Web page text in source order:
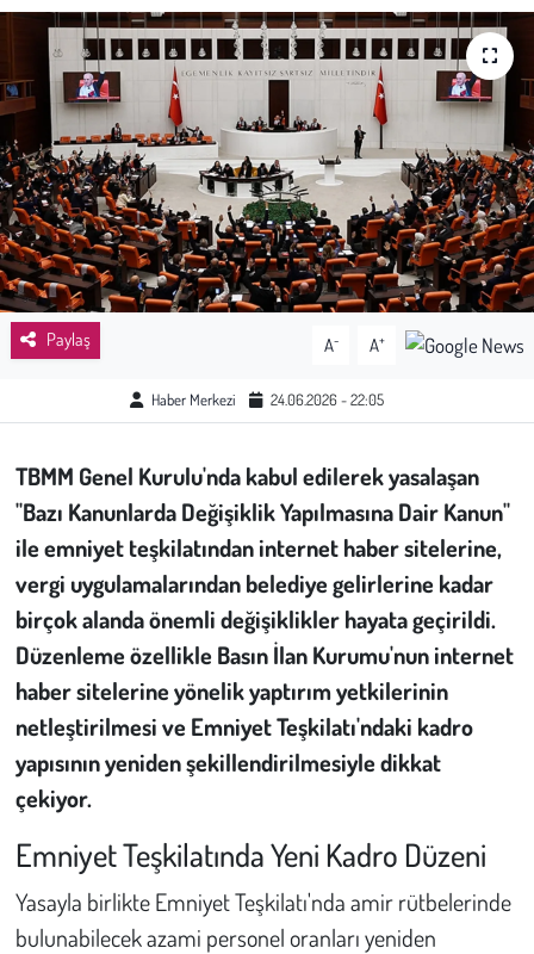
Paylaş A- A+
Haber Merkezi 24.06.2026 - 22:05
TBMM Genel Kurulu'nda kabul edilerek yasalaşan
"Bazı Kanunlarda Değişiklik Yapılmasına Dair Kanun"
ile emniyet teşkilatından internet haber sitelerine,
vergi uygulamalarından belediye gelirlerine kadar
birçok alanda önemli değişiklikler hayata geçirildi.
Düzenleme özellikle Basın İlan Kurumu'nun internet
haber sitelerine yönelik yaptırım yetkilerinin
netleştirilmesi ve Emniyet Teşkilatı'ndaki kadro
yapısının yeniden şekillendirilmesiyle dikkat
çekiyor.
Emniyet Teşkilatında Yeni Kadro Düzeni
Yasayla birlikte Emniyet Teşkilatı'nda amir rütbelerinde
bulunabilecek azami personel oranları yeniden
Yerel Haberler
Eğitim
Sağlık
Kadın
Emek
Spor
Bilim - Teknoloji
İnsan Hakları
Hayvan Hakları
Çevre
Galeri
Günün İçinden
Vefat İlanları
Tarih
Haber Arşivi